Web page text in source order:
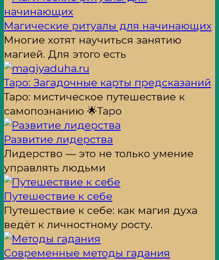
Магические ритуалы для начинающих
Многие хотят научиться занятию
магией. Для этого есть
Таро: Загадочные карты предсказаний
Таро: мистическое путешествие к
самопознанию 🌟Таро
Развитие лидерства
Лидерство — это не только умение
управлять людьми
Путешествие к себе
Путешествие к себе: как магия духа
ведёт к личностному росту.
Современные методы гадания